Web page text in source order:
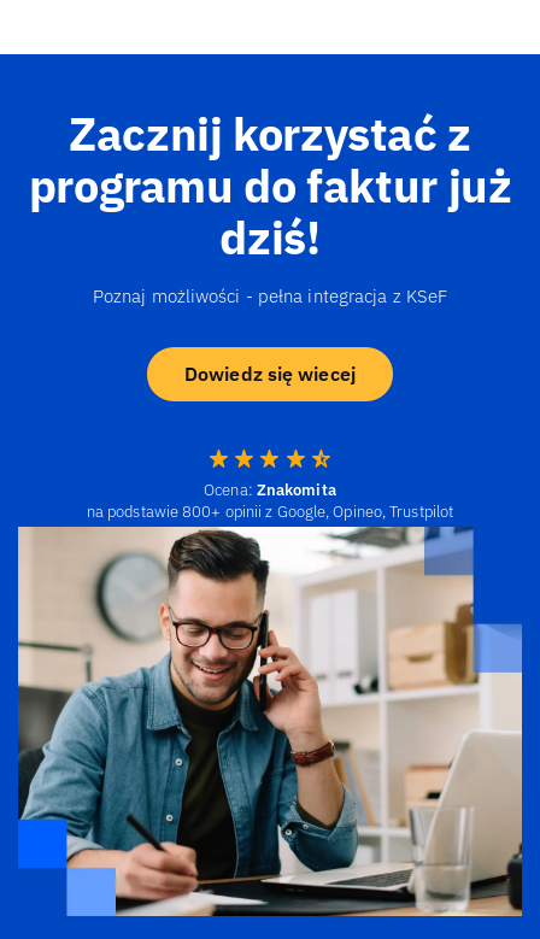
Zacznij korzystać z
programu do fakturjuż
dziś!
Poznaj możliwości - pełna integracja z KSeF
Dowiedz się wiecej
Ocena: Znakomita
na podstawie 800+ opinii z Google, Opineo, Trustpilot